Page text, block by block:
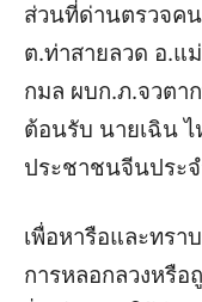
ส่วนที่ด่านตรวจค
ต.ท่าสายลวด อ.แ
กมล ผบก.ภ.จวตา
ต้อนรับ นายเฉิน
ประชาชนจีนประ
เพื่อหารือและทร
การหลอกลวงหรือ